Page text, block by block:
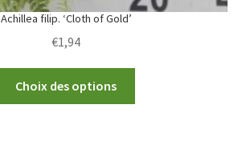
Achillea filip. ‘Cloth of Gold’
€1,94
Choix des options